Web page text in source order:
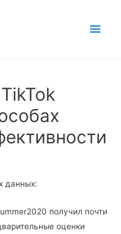
Main
данных:
получил почти
оценки